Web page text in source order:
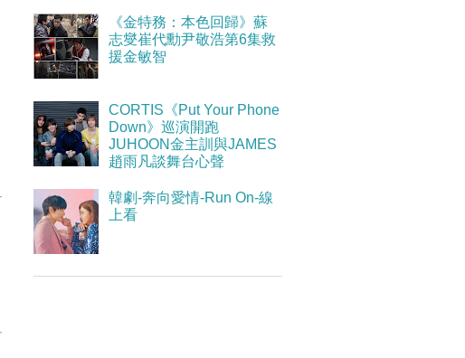
《金特務：本色回歸》蘇
志燮崔代勳尹敬浩第6集救
援金敏智
CORTIS《Put Your Phone
Down》巡演開跑
JUHOON金主訓與JAMES
趙雨凡談舞台心聲
韓劇-奔向愛情-Run On-線
上看